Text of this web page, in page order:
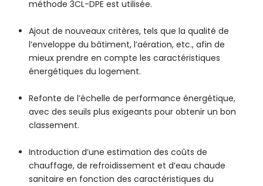
méthode 3CL-DPE est utilisée.
Ajout de nouveaux critères, tels que la qualité de
l’enveloppe du bâtiment, l’aération, etc., afin de
mieux prendre en compte les caractéristiques
énergétiques du logement.
Refonte de l’échelle de performance énergétique,
avec des seuils plus exigeants pour obtenir un bon
classement.
Introduction d’une estimation des coûts de
chauffage, de refroidissement et d’eau chaude
sanitaire en fonction des caractéristiques du